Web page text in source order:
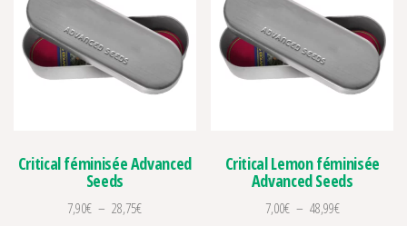
Critical féminisée Advanced
Seeds
7,90€ – 28,75€Plage de prix : 7,90€ à 28,75€
Critical Lemon féminisée
Advanced Seeds
7,00€ – 48,99€Plage de prix